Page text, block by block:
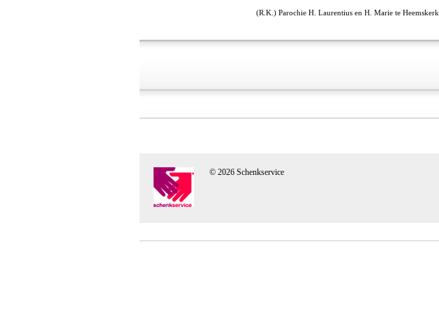
(R.K.) Parochie H. Laurentius en H. Marie te Heemskerk
© 2026 Schenkservice